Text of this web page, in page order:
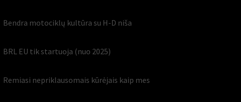
Bendra motociklų kultūra su H-D niša
BRL EU tik startuoja (nuo 2025)
Remiasi nepriklausomais kūrėjais kaip mes